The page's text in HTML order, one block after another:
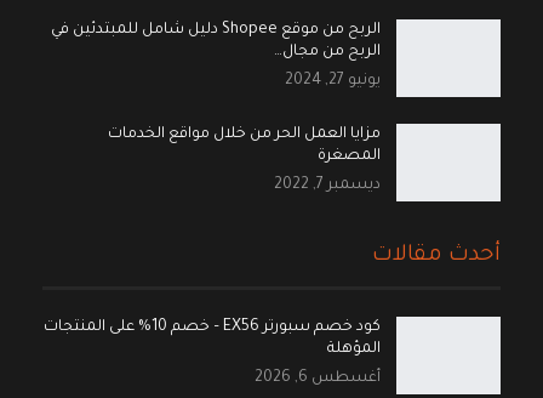
الربح من موقع Shopee دليل شامل للمبتدئين في
الربح من مجال…
يونيو 27, 2024
مزايا العمل الحر من خلال مواقع الخدمات
المصغرة
ديسمبر 7, 2022
أحدث مقالات
كود خصم سبورتر EX56 – خصم 10% على المنتجات
المؤهلة
أغسطس 6, 2026